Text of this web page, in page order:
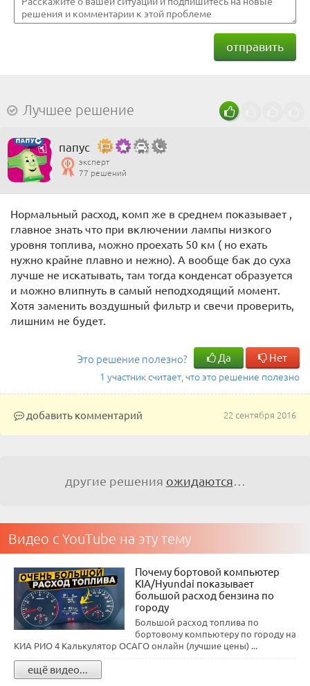
отправить
Лучшее решение
папус
эксперт
77 решений
Нормальный расход, комп же в среднем показывает ,
главное знать что при включении лампы низкого
уровня топлива, можно проехать 50 км ( но ехать
нужно крайне плавно и нежно). А вообще бак до суха
лучше не искатывать, там тогда конденсат образуется
и можно влипнуть в самый неподходящий момент.
Хотя заменить воздушный фильтр и свечи проверить,
лишним не будет.
Это решение полезно? Да Нет
1 участник считает, что это решение полезно
22 сентября 2016
добавить комментарий
другие решения ожидаются
Видео с YouTube на эту тему
Почему бортовой компьютер
KIA/Hyundai показывает
большой расход бензина по
городу
Большой расход топлива по
бортовому компьютеру по городу на
КИА РИО 4 Калькулятор ОСАГО онлайн (лучшие цены) ...
ещё видео...